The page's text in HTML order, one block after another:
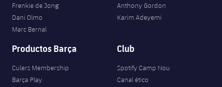
Frenkie de Jong
Dani Olmo
Marc Bernal
Anthony Gordon
Karim Adeyemi
Productos Barça
Culers Membership
Barça Play
Club
Spotify Camp Nou
Canal ético